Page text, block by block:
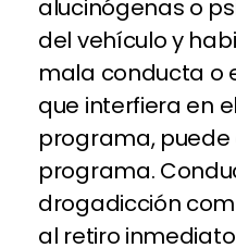
alucinógenas o
del vehículo y
mala conducta o
que interfiera en
programa,
programa.
drogadicción
al retiro